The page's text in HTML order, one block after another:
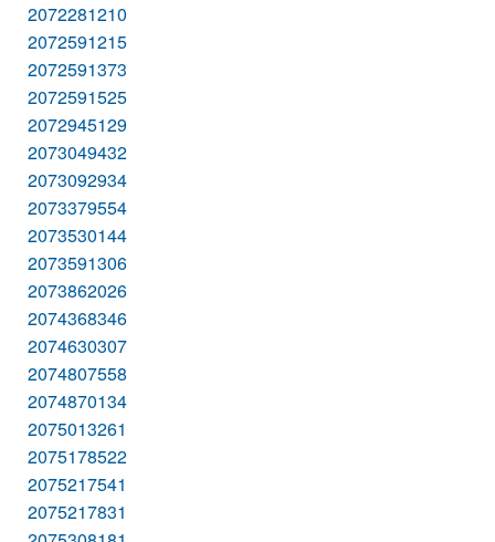
2072281210
2072591215
2072591373
2072591525
2072945129
2073049432
2073092934
2073379554
2073530144
2073591306
2073862026
2074368346
2074630307
2074807558
2074870134
2075013261
2075178522
2075217541
2075217831